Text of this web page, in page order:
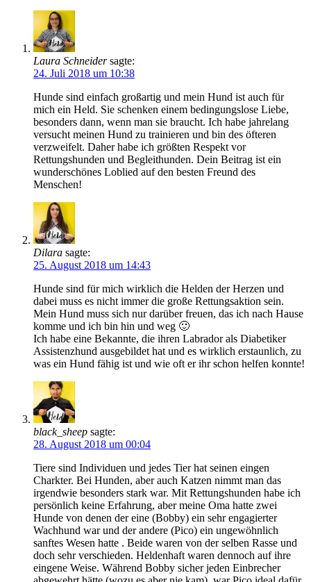
Laura Schneider sagte:
24. Juli 2018 um 10:38
Hunde sind einfach großartig und mein Hund ist auch für
mich ein Held. Sie schenken einem bedingungslose Liebe,
besonders dann, wenn man sie braucht. Ich habe jahrelang
versucht meinen Hund zu trainieren und bin des öfteren
verzweifelt. Daher habe ich größten Respekt vor
Rettungshunden und Begleithunden. Dein Beitrag ist ein
wunderschönes Loblied auf den besten Freund des
Menschen!
Dilara sagte:
25. August 2018 um 14:43
Hunde sind für mich wirklich die Helden der Herzen und
dabei muss es nicht immer die große Rettungsaktion sein.
Mein Hund muss sich nur darüber freuen, das ich nach Hause
komme und ich bin hin und weg 🙂
Ich habe eine Bekannte, die ihren Labrador als Diabetiker
Assistenzhund ausgebildet hat und es wirklich erstaunlich, zu
was ein Hund fähig ist und wie oft er ihr schon helfen konnte!
black_sheep sagte:
28. August 2018 um 00:04
Tiere sind Individuen und jedes Tier hat seinen eingen
Charkter. Bei Hunden, aber auch Katzen nimmt man das
irgendwie besonders stark war. Mit Rettungshunden habe ich
persönlich keine Erfahrung, aber meine Oma hatte zwei
Hunde von denen der eine (Bobby) ein sehr engagierter
Wachhund war und der andere (Pico) ein ungewöhnlich
sanftes Wesen hatte . Beide waren von der selben Rasse und
doch sehr verschieden. Heldenhaft waren dennoch auf ihre
eingene Weise. Während Bobby sicher jeden Einbrecher